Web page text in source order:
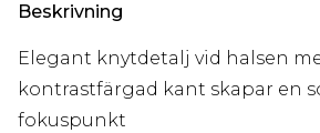
Beskrivning
Elegant knytdetalj vid halsen
kontrastfärgad kant skapar en
fokuspunkt